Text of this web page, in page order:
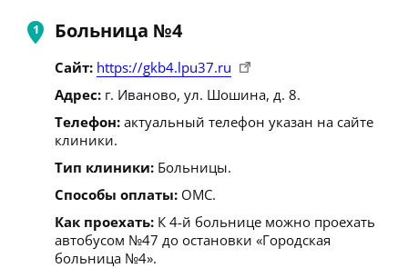
Больница №4
Сайт: https://gkb4.lpu37.ru
Адрес: г. Иваново, ул. Шошина, д. 8.
Телефон: актуальный телефон указан на сайте
клиники.
Тип клиники: Больницы.
Способы оплаты: ОМС.
Как проехать: К 4-й больнице можно проехать
автобусом №47 до остановки «Городская
больница №4».